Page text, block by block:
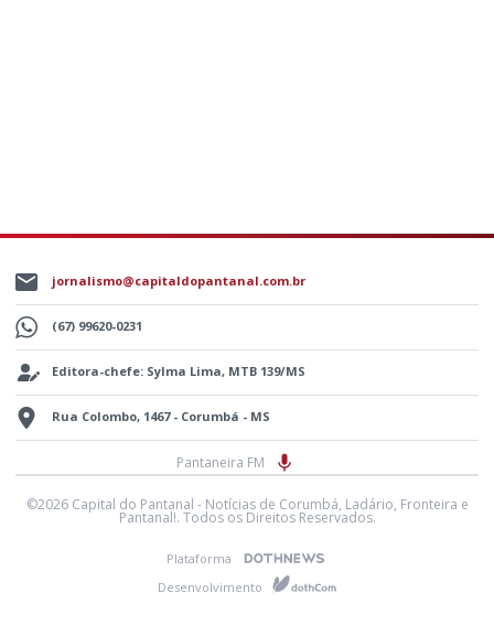
jornalismo@capitaldopantanal.com.br
(67) 99620-0231
Editora-chefe: Sylma Lima, MTB 139/MS
Rua Colombo, 1467 - Corumbá - MS
Pantaneira FM
©2026 Capital do Pantanal - Notícias de Corumbá, Ladário, Fronteira e
Pantanal!. Todos os Direitos Reservados.
Plataforma
Desenvolvimento